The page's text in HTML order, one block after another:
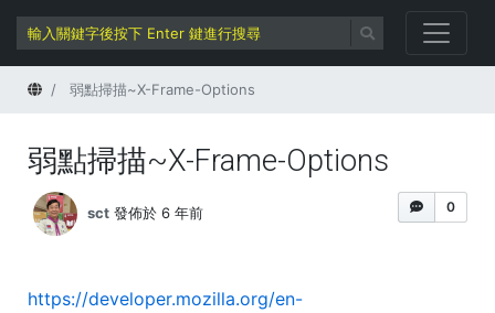
首頁 弱點掃描~X-Frame-Options
弱點掃描~X-Frame-Options
0
sct 發佈於 6 年前
https://developer.mozilla.org/en-